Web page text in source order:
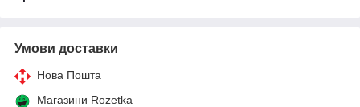
Умови доставки
Нова Пошта
Магазини Rozetka